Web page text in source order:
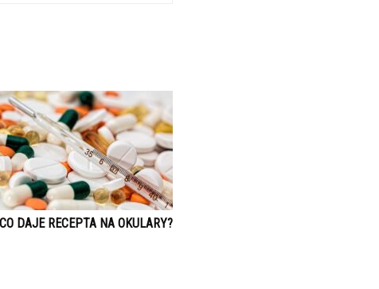
CO DAJE RECEPTA NA OKULARY?